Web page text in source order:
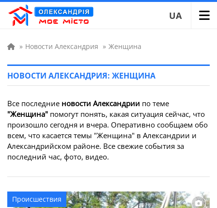
UA
» Новости Александрия » Женщина
НОВОСТИ АЛЕКСАНДРИЯ: ЖЕНЩИНА
Все последние новости Александрии по теме
"Женщина" помогут понять, какая ситуация сейчас, что
произошло сегодня и вчера. Оперативно сообщаем обо
всем, что касается темы "Женщина" в Александрии и
Александрийском районе. Все свежие события за
последний час, фото, видео.
Происшествия